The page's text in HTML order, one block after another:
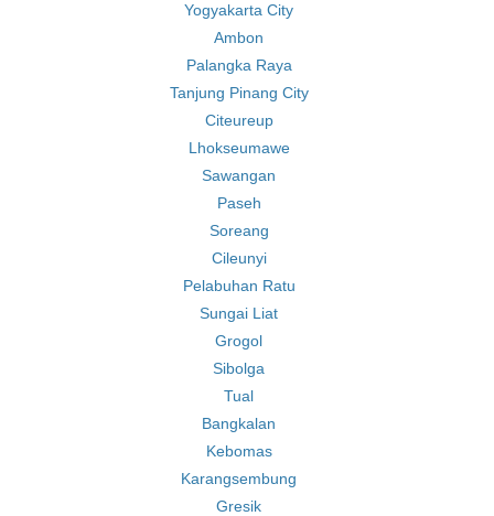
Yogyakarta City
Ambon
Palangka Raya
Tanjung Pinang City
Citeureup
Lhokseumawe
Sawangan
Paseh
Soreang
Cileunyi
Pelabuhan Ratu
Sungai Liat
Grogol
Sibolga
Tual
Bangkalan
Kebomas
Karangsembung
Gresik